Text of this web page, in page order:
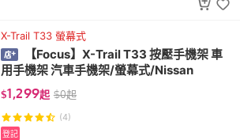
X-Trail T33 螢幕式
【Focus】X-Trail T33 按壓手機架 車
用手機架 汽車手機架/螢幕式/Nissan
$1,299起 $0起
(4)
登記